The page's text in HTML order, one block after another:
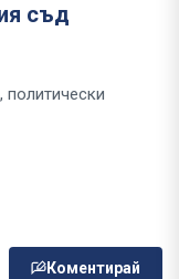
съд
Коментирай